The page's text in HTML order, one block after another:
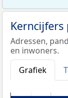
Kerncijfers
Adressen,
en inwoners.
Grafiek